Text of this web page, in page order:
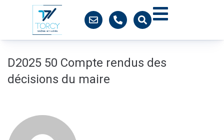
D2025 50 Compte rendus des
décisions du maire